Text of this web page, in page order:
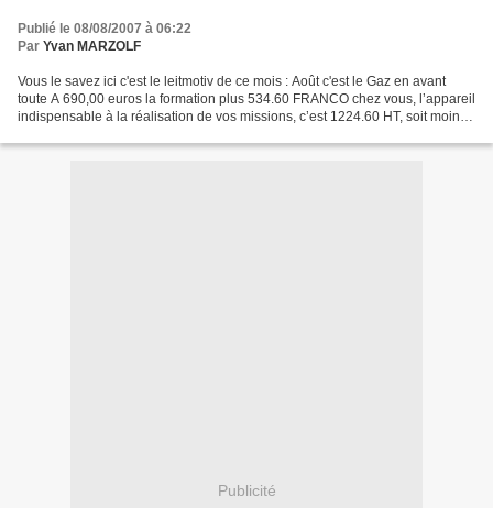
Publié le 08/08/2007 à 06:22
Par Yvan MARZOLF
Vous le savez ici c'est le leitmotiv de ce mois : Août c'est le Gaz en avant
toute A 690,00 euros la formation plus 534.60 FRANCO chez vous, l’appareil
indispensable à la réalisation de vos missions, c’est 1224.60 HT, soit moins
Publicité